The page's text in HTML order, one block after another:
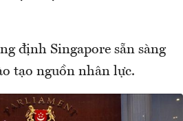
định Singapore sẵn sàng
tạo nguồn nhân lực.